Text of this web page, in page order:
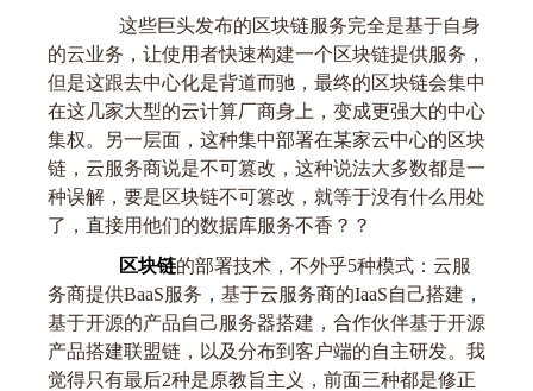
这些巨头发布的区块链服务完全是基于自身
的云业务，让使用者快速构建一个区块链提供服务，
但是这跟去中心化是背道而驰，最终的区块链会集中
在这几家大型的云计算厂商身上，变成更强大的中心
集权。另一层面，这种集中部署在某家云中心的区块
链，云服务商说是不可篡改，这种说法大多数都是一
种误解，要是区块链不可篡改，就等于没有什么用处
了，直接用他们的数据库服务不香？？
区块链的部署技术，不外乎5种模式：云服
务商提供BaaS服务，基于云服务商的IaaS自己搭建，
基于开源的产品自己服务器搭建，合作伙伴基于开源
产品搭建联盟链，以及分布到客户端的自主研发。我
觉得只有最后2种是原教旨主义，前面三种都是修正